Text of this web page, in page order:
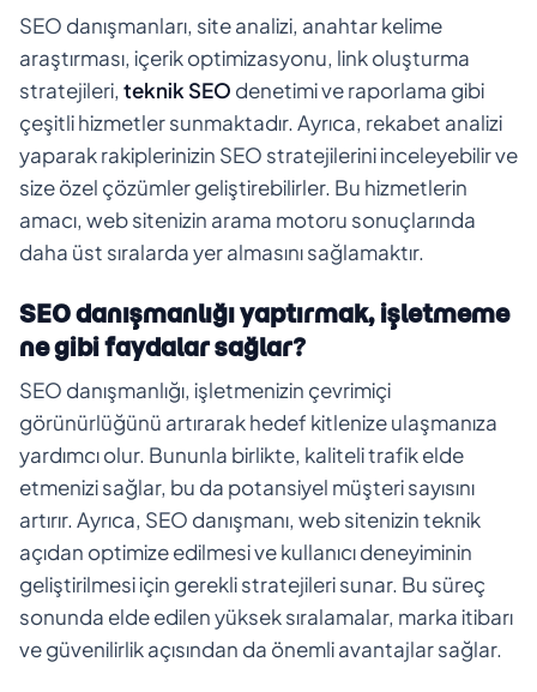
SEO danışmanları, site analizi, anahtar kelime
araştırması, içerik optimizasyonu, link oluşturma
stratejileri, teknik SEO denetimi ve raporlama gibi
çeşitli hizmetler sunmaktadır. Ayrıca, rekabet analizi
yaparak rakiplerinizin SEO stratejilerini inceleyebilir ve
size özel çözümler geliştirebilirler. Bu hizmetlerin
amacı, web sitenizin arama motoru sonuçlarında
daha üst sıralarda yer almasını sağlamaktır.
SEO danışmanlığı yaptırmak, işletmeme
ne gibi faydalar sağlar?
SEO danışmanlığı, işletmenizin çevrimiçi
görünürlüğünü artırarak hedef kitlenize ulaşmanıza
yardımcı olur. Bununla birlikte, kaliteli trafik elde
etmenizi sağlar, bu da potansiyel müşteri sayısını
artırır. Ayrıca, SEO danışmanı, web sitenizin teknik
açıdan optimize edilmesi ve kullanıcı deneyiminin
geliştirilmesi için gerekli stratejileri sunar. Bu süreç
sonunda elde edilen yüksek sıralamalar, marka itibarı
ve güvenilirlik açısından da önemli avantajlar sağlar.